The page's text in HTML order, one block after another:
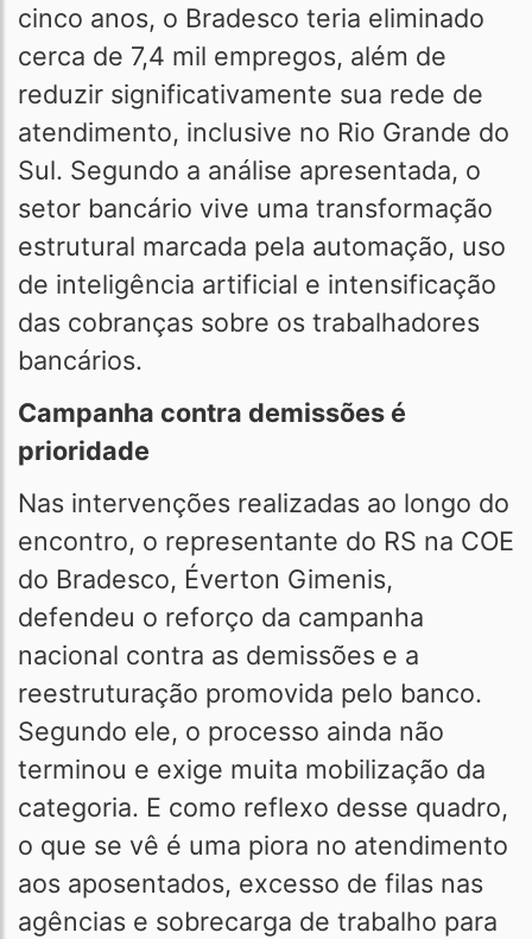
cinco anos, o Bradesco teria eliminado
cerca de 7,4 mil empregos, além de
reduzir significativamente sua rede de
atendimento, inclusive no Rio Grande do
Sul. Segundo a análise apresentada, o
setor bancário vive uma transformação
estrutural marcada pela automação, uso
de inteligência artificial e intensificação
das cobranças sobre os trabalhadores
bancários.
Campanha contra demissões é
prioridade
Nas intervenções realizadas ao longo do
encontro, o representante do RS na COE
do Bradesco, Éverton Gimenis,
defendeu o reforço da campanha
nacional contra as demissões e a
reestruturação promovida pelo banco.
Segundo ele, o processo ainda não
terminou e exige muita mobilização da
categoria. E como reflexo desse quadro,
o que se vê é uma piora no atendimento
aos aposentados, excesso de filas nas
agências e sobrecarga de trabalho para